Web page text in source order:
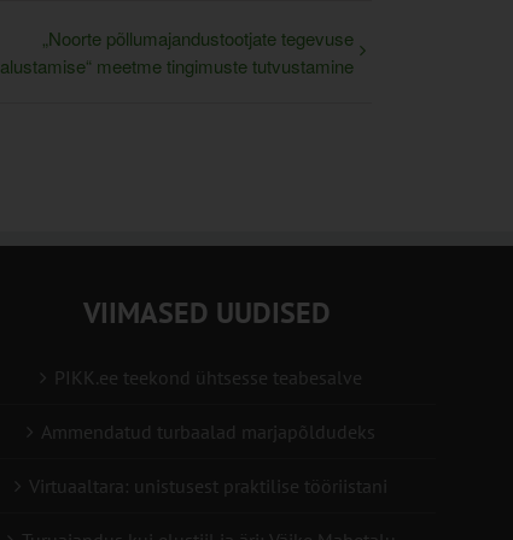
„Noorte põllumajandustootjate tegevuse
alustamise“ meetme tingimuste tutvustamine
VIIMASED UUDISED
PIKK.ee teekond ühtsesse teabesalve
Ammendatud turbaalad marjapõldudeks
Virtuaaltara: unistusest praktilise tööriistani